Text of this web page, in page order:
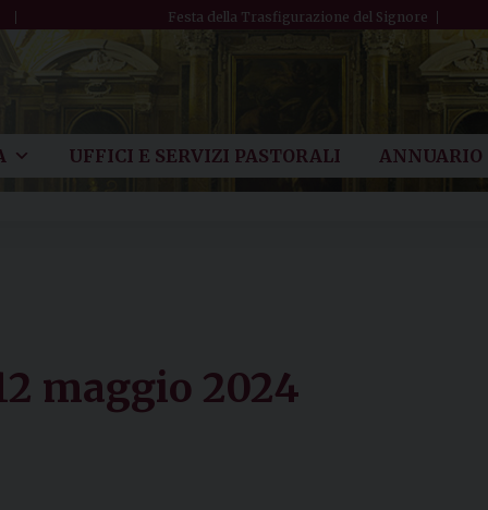
Festa della Trasfigurazione del Signore
UFFICI E SERVIZI PASTORALI ANNUARIO
maggio 2024